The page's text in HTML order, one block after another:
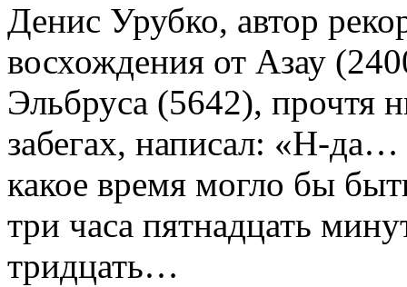
Денис Урубко, автор
восхождения от Азау
Эльбруса (5642), прочтя
забегах, написал: «Н-
какое время могло бы
три часа пятнадцать
тридцать…